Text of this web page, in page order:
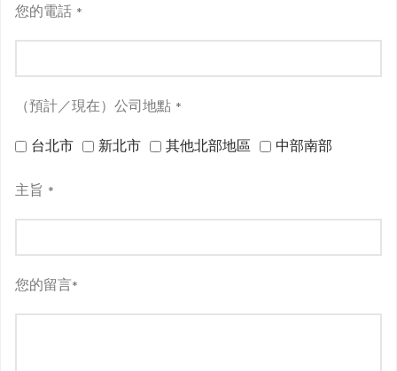
您的電話 *
（預計／現在）公司地點 *
台北市 新北市 其他北部地區 中部南部
主旨 *
您的留言*